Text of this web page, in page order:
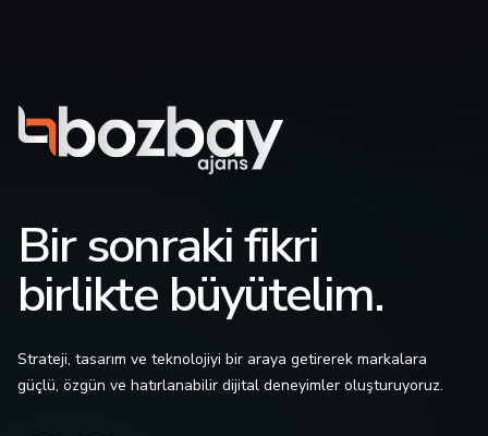
Bir sonraki fikri
birlikte büyütelim.
Strateji, tasarım ve teknolojiyi bir araya getirerek markalara
güçlü, özgün ve hatırlanabilir dijital deneyimler oluşturuyoruz.